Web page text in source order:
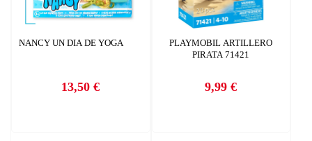
NANCY UN DIA DE YOGA
Precio
13,50 €
PLAYMOBIL ARTILLERO
PIRATA 71421
Precio
9,99 €